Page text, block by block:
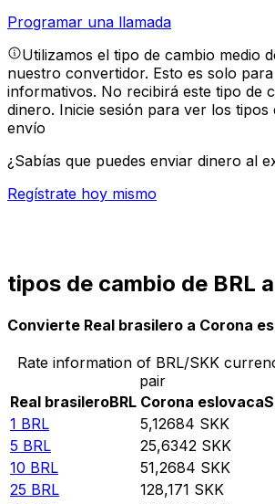
Programar una llamada
Utilizamos el tipo de cambio medio
nuestro convertidor. Esto es solo
informativos. No recibirá este tipo de
dinero. Inicie sesión para ver los tipos
envío
¿Sabías que puedes enviar dinero al
Regístrate hoy mismo
tipos de cambio de BRL
Convierte Real brasilero a Corona
Rate information of BRL/SKK
pair
Real brasileroBRL Corona eslovaca
1 BRL 5,12684 SKK
5 BRL 25,6342 SKK
10 BRL 51,2684 SKK
25 BRL 128,171 SKK